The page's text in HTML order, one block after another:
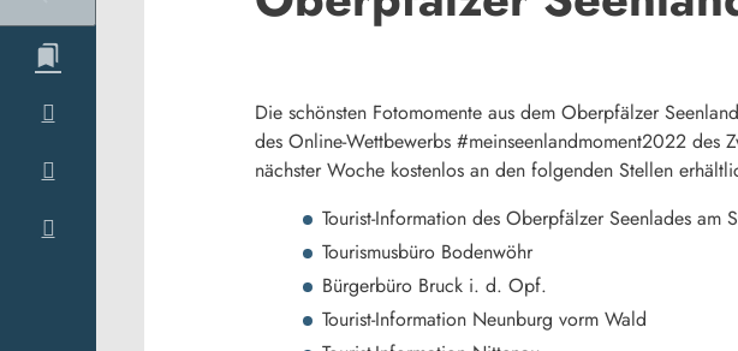
Die schönsten Fotomomente aus dem Oberpfälzer
des Online-Wettbewerbs #meinseenlandmoment2022
nächster Woche kostenlos an den folgenden Stellen
Tourist-Information des Oberpfälzer Seenlades am
Tourismusbüro Bodenwöhr
Bürgerbüro Bruck i. d. Opf.
Tourist-Information Neunburg vorm Wald